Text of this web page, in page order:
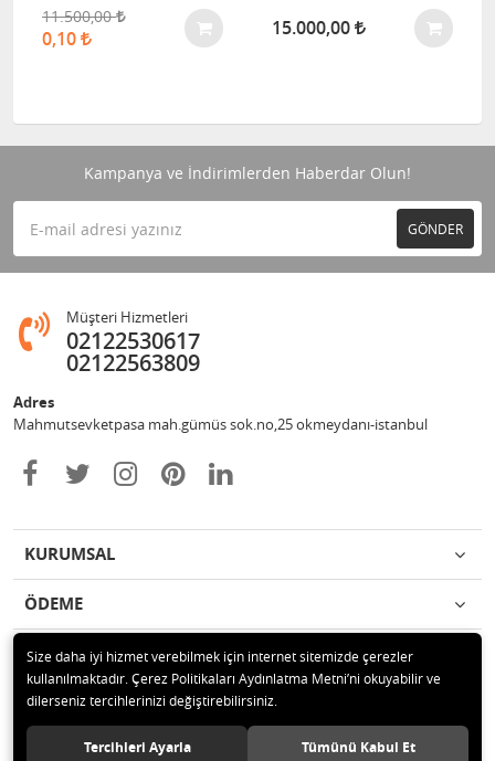
11.500,00
0,10 15.000,00
Kampanya ve İndirimlerden Haberdar Olun!
GÖNDER
Müşteri Hizmetleri
02122530617
02122563809
Adres
Mahmutsevketpasa mah.gümüs sok.no,25 okmeydanı-istanbul
KURUMSAL
ÖDEME
İLETİŞİM
© 2020 Metin otomotiv hizmet ve ticaret ltd.şti Tüm hakları saklıdır.
Size daha iyi hizmet verebilmek için internet sitemizde çerezler
kullanılmaktadır. Çerez Politikaları Aydınlatma Metni’ni okuyabilir ve
dilerseniz tercihlerinizi değiştirebilirsiniz.
Tercihleri Ayarla Tümünü Kabul Et